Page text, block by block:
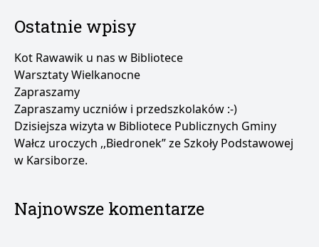
Ostatnie wpisy
Kot Rawawik u nas w Bibliotece
Warsztaty Wielkanocne
Zapraszamy
Zapraszamy uczniów i przedszkolaków :-)
Dzisiejsza wizyta w Bibliotece Publicznych Gminy
Wałcz uroczych ,,Biedronek” ze Szkoły Podstawowej
w Karsiborze.
Najnowsze komentarze